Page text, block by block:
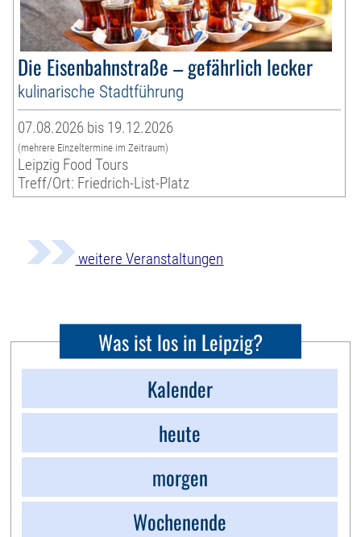
Die Eisenbahnstraße – gefährlich lecker
kulinarische Stadtführung
07.08.2026 bis 19.12.2026
(mehrere Einzeltermine im Zeitraum)
Leipzig Food Tours
Treff/Ort: Friedrich-List-Platz
weitere Veranstaltungen
Was ist los in Leipzig?
Kalender
heute
morgen
Wochenende